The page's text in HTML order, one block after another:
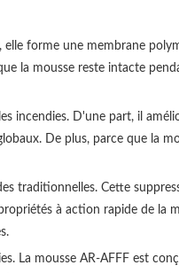
elle forme une membrane
la mousse reste intacte
incendies. D'une part, il
De plus, parce que la
traditionnelles. Cette
à action rapide de la
La mousse AR-AFFF est